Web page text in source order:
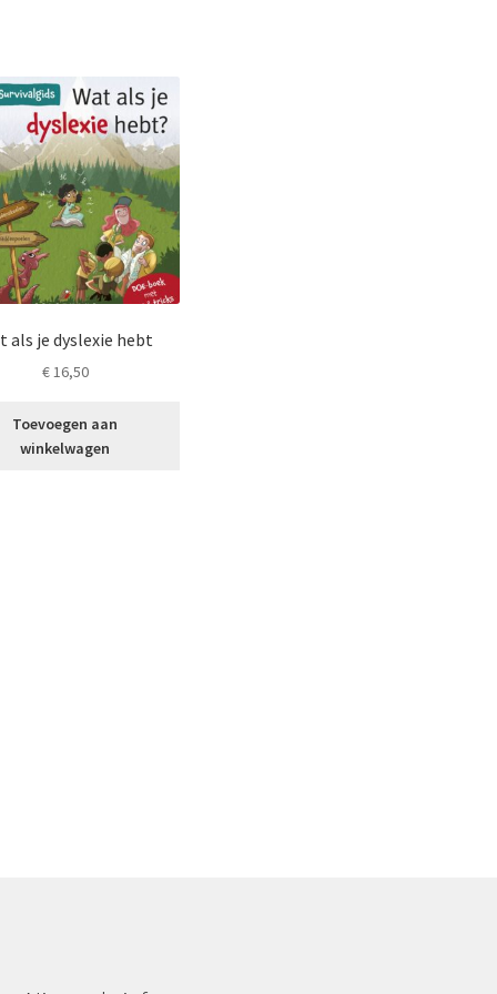
als je dyslexie hebt
€16,50
Toevoegen aan
winkelwagen